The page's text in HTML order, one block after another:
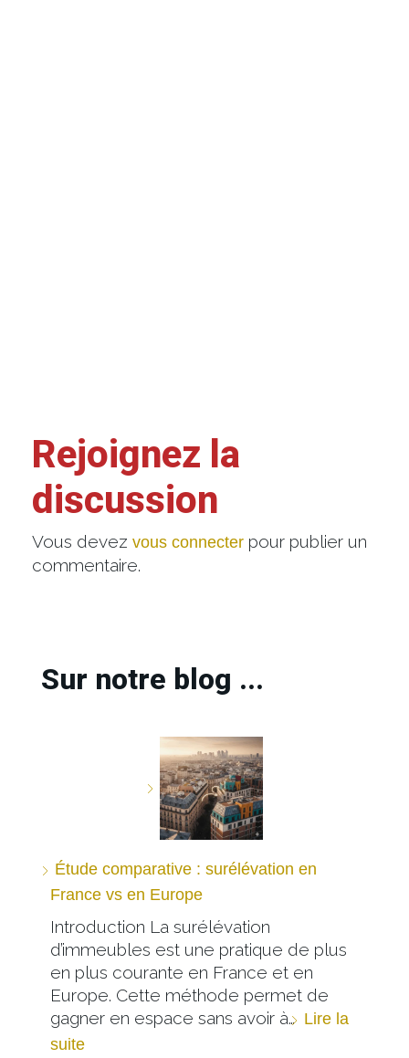
Rejoignez la
discussion
Vous devez vous connecter pour publier un
commentaire.
Sur notre blog ...
Étude comparative : surélévation en
France vs en Europe
Introduction La surélévation
d’immeubles est une pratique de plus
en plus courante en France et en
Europe. Cette méthode permet de
gagner en espace sans avoir à… Lire la
suite